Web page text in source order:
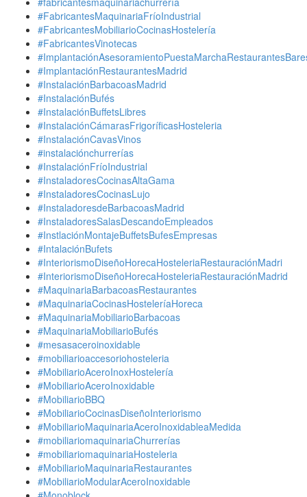
#FabricantesMaquinariaFríoIndustrial
#FabricantesMobiliarioCocinasHostelería
#FabricantesVinotecas
#ImplantaciónRestaurantesMadrid
#InstalaciónBarbacoasMadrid
#InstalaciónBufés
#InstalaciónBuffetsLibres
#InstalaciónCámarasFrigoríficasHosteleria
#InstalaciónCavasVinos
#instalaciónchurrerías
#InstalaciónFríoIndustrial
#InstaladoresCocinasAltaGama
#InstaladoresCocinasLujo
#InstaladoresdeBarbacoasMadrid
#InstaladoresSalasDescandoEmpleados
#InstlaciónMontajeBuffetsBufesEmpresas
#IntalaciónBufets
#InteriorismoDiseñoHorecaHosteleriaRestauraciónMadri
#InteriorismoDiseñoHorecaHosteleriaRestauraciónMadrid
#MaquinariaBarbacoasRestaurantes
#MaquinariaCocinasHosteleríaHoreca
#MaquinariaMobiliarioBarbacoas
#MaquinariaMobiliarioBufés
#mesasaceroinoxidable
#mobiliarioaccesoriohosteleria
#MobiliarioAceroInoxHostelería
#MobiliarioAceroInoxidable
#MobiliarioBBQ
#MobiliarioCocinasDiseñoInteriorismo
#MobiliarioMaquinariaAceroInoxidableaMedida
#mobiliariomaquinariaChurrerías
#mobiliariomaquinariaHosteleria
#MobiliarioMaquinariaRestaurantes
#MobiliarioModularAceroInoxidable